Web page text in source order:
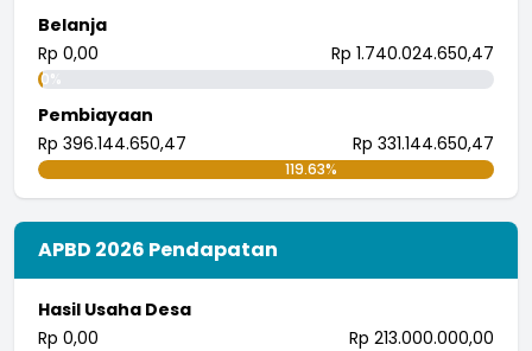
25 Juli 2018 09:30:04
Belanja
Rp 0,00
Rp 1.740.024.650,47
0%
Pembiayaan
Rp 396.144.650,47
Rp 331.144.650,47
119.63%
APBD 2026 Pendapatan
Hasil Usaha Desa
Rp 0,00
Rp 213.000.000,00